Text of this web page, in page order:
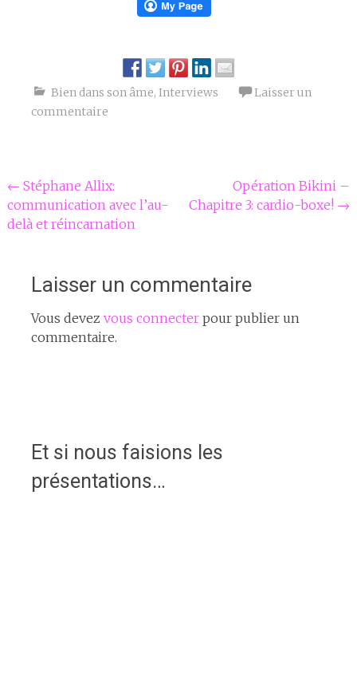
Bien dans son âme, Interviews
Laisser un
commentaire
Navigation
Article
← Stéphane Allix:
communication avec l’au-
delà et réincarnation
Opération Bikini –
Chapitre 3: cardio-boxe! →
Laisser un commentaire
Vous devez vous connecterpour publier un
commentaire.
Et si nous faisions les
présentations…